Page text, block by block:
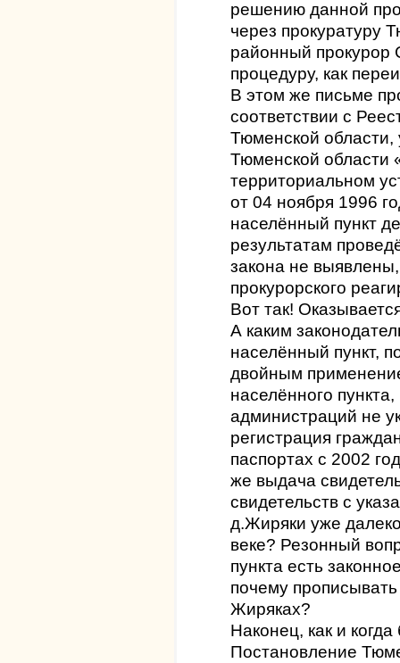
решению данной
через прокуратуру
районный прокурор
процедуру, как
В этом же письме
соответствии с
Тюменской
Тюменской области
территориальном
от 04 ноября 1996
населённый пункт
результатам
закона не
прокурорского
Вот так!
А каким
населённый пункт,
двойным
населённого
администраций не
регистрация
паспортах с 2002
же выдача
свидетельств с
д.Жиряки уже
веке? Резонный
пункта есть
почему
Жиряках?
Наконец, как и
Постановление